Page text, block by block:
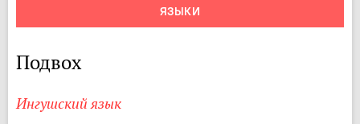
ЯЗЫКИ
Подвох
Ингушский язык